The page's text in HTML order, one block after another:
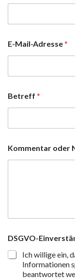
E-Mail-Adresse*
Betreff *
Kommentar oder
DSGVO-
Ich willige ein,
Informationen
beantwortet